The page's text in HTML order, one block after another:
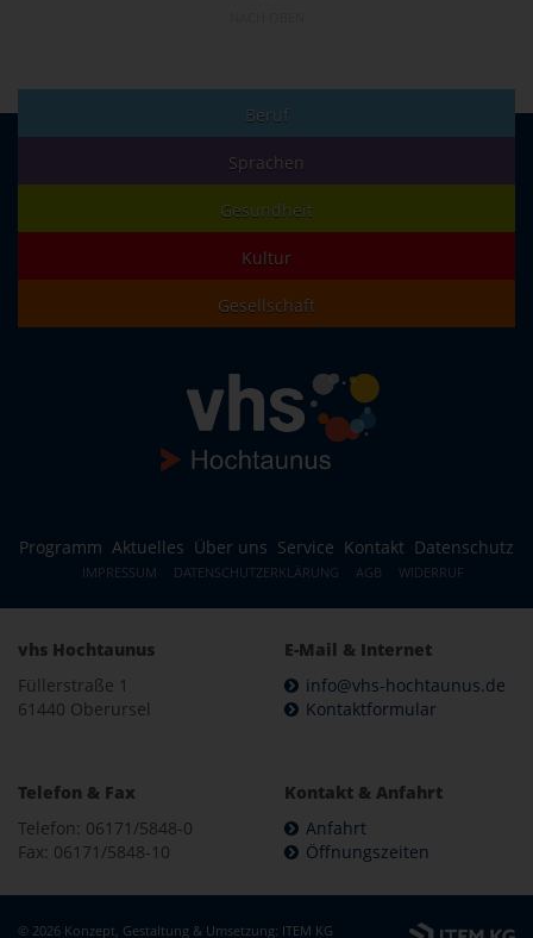
Beruf
Sprachen
Gesundheit
Kultur
Gesellschaft
Programm Aktuelles Über uns Service Kontakt Datenschutz
IMPRESSUM DATENSCHUTZERKLÄRUNG AGB WIDERRUF
vhs Hochtaunus
Füllerstraße 1
61440 Oberursel
E-Mail & Internet
info@vhs-hochtaunus.de
Kontaktformular
Telefon & Fax
Telefon: 06171/5848-0
Fax: 06171/5848-10
Kontakt & Anfahrt
Anfahrt
Öffnungszeiten
© 2026 Konzept, Gestaltung & Umsetzung: ITEM KG